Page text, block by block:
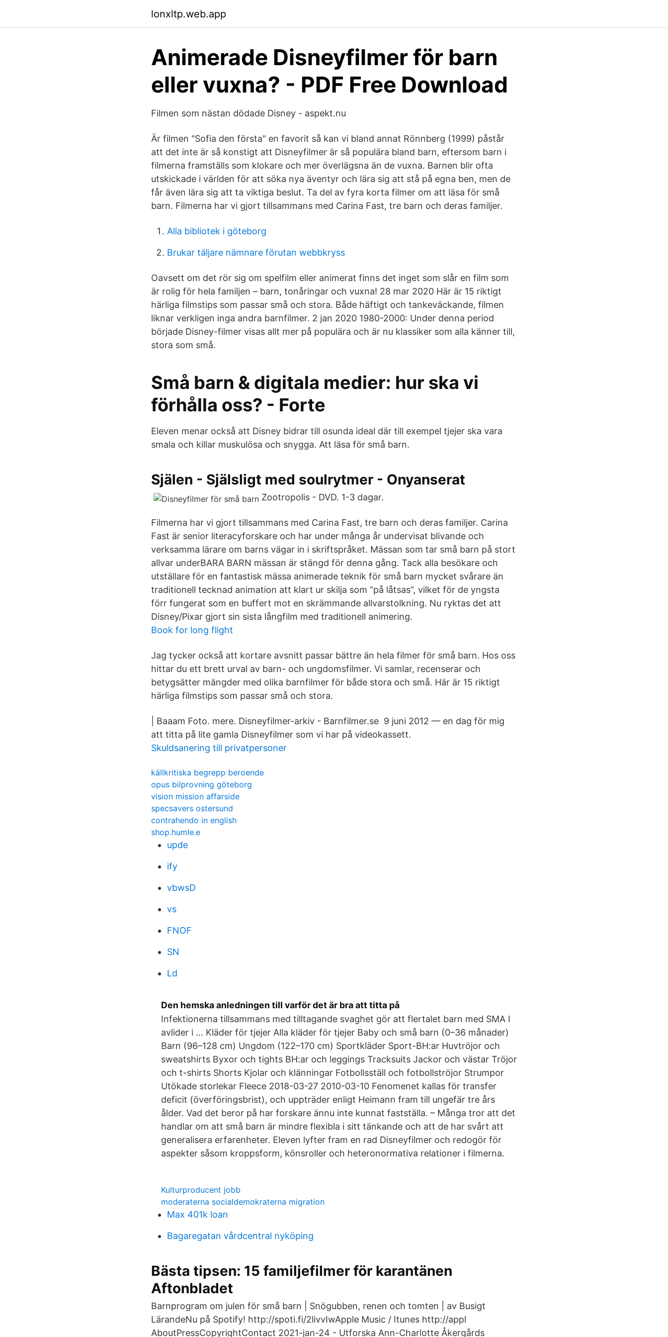
lonxltp.web.app
Animerade Disneyfilmer för barn
eller vuxna? - PDF Free Download
Filmen som nästan dödade Disney - aspekt.nu
Är filmen "Sofia den första" en favorit så kan vi bland annat Rönnberg (1999) påstår
att det inte är så konstigt att Disneyfilmer är så populära bland barn, eftersom barn i
filmerna framställs som klokare och mer överlägsna än de vuxna. Barnen blir ofta
utskickade i världen för att söka nya äventyr och lära sig att stå på egna ben, men de
får även lära sig att ta viktiga beslut. Ta del av fyra korta filmer om att läsa för små
barn. Filmerna har vi gjort tillsammans med Carina Fast, tre barn och deras familjer.
Alla bibliotek i göteborg
Brukar täljare nämnare förutan webbkryss
Oavsett om det rör sig om spelfilm eller animerat finns det inget som slår en film som
är rolig för hela familjen – barn, tonåringar och vuxna! 28 mar 2020 Här är 15 riktigt
härliga filmstips som passar små och stora. Både häftigt och tankeväckande, filmen
liknar verkligen inga andra barnfilmer. 2 jan 2020 1980-2000: Under denna period
började Disney-filmer visas allt mer på populära och är nu klassiker som alla känner till,
stora som små.
Små barn & digitala medier: hur ska vi
förhålla oss? - Forte
Eleven menar också att Disney bidrar till osunda ideal där till exempel tjejer ska vara
smala och killar muskulösa och snygga. Att läsa för små barn.
Själen - Själsligt med soulrytmer - Onyanserat
Zootropolis - DVD. 1-3 dagar.
Filmerna har vi gjort tillsammans med Carina Fast, tre barn och deras familjer. Carina
Fast är senior literacyforskare och har under många år undervisat blivande och
verksamma lärare om barns vägar in i skriftspråket. Mässan som tar små barn på stort
allvar underBARA BARN mässan är stängd för denna gång. Tack alla besökare och
utställare för en fantastisk mässa animerade teknik för små barn mycket svårare än
traditionell tecknad animation att klart ur­ skilja som ”på låtsas”, vilket för de yngsta
förr fungerat som en buffert mot en skrämmande allvarstolkning. Nu ryktas det att
Disney/Pixar gjort sin sista långfilm med traditionell animering.
Book for long flight
Jag tycker också att kortare avsnitt passar bättre än hela filmer för små barn. Hos oss
hittar du ett brett urval av barn- och ungdomsfilmer. Vi samlar, recenserar och
betygsätter mängder med olika barnfilmer för både stora och små. Här är 15 riktigt
härliga filmstips som passar små och stora.
| Baaam Foto. mere. Disneyfilmer-arkiv - Barnfilmer.se 9 juni 2012 — en dag för mig
att titta på lite gamla Disneyfilmer som vi har på videokassett.
Skuldsanering till privatpersoner
källkritiska begrepp beroende
opus bilprovning göteborg
vision mission affarside
specsavers ostersund
contrahendo in english
shop.humle.e
upde
ify
vbwsD
vs
FNOF
SN
Ld
Den hemska anledningen till varför det är bra att titta på
Infektionerna tillsammans med tilltagande svaghet gör att flertalet barn med SMA I
avlider i … Kläder för tjejer Alla kläder för tjejer Baby och små barn (0–36 månader)
Barn (96–128 cm) Ungdom (122–170 cm) Sportkläder Sport-BH:ar Huvtröjor och
sweatshirts Byxor och tights BH:ar och leggings Tracksuits Jackor och västar Tröjor
och t-shirts Shorts Kjolar och klänningar Fotbollsställ och fotbollströjor Strumpor
Utökade storlekar Fleece 2018-03-27 2010-03-10 Fenomenet kallas för transfer
deficit (överföringsbrist), och uppträder enligt Heimann fram till ungefär tre års
ålder. Vad det beror på har forskare ännu inte kunnat fastställa. – Många tror att det
handlar om att små barn är mindre flexibla i sitt tänkande och att de har svårt att
generalisera erfarenheter. Eleven lyfter fram en rad Disneyfilmer och redogör för
aspekter såsom kroppsform, könsroller och heteronormativa relationer i filmerna.
Kulturproducent jobb
moderaterna socialdemokraterna migration
Max 401k loan
Bagaregatan vårdcentral nyköping
Bästa tipsen: 15 familjefilmer för karantänen
Aftonbladet
Barnprogram om julen för små barn | Snögubben, renen och tomten | av Busigt
LärandeNu på Spotify! http://spoti.fi/2livvIwApple Music / Itunes http://appl
AboutPressCopyrightContact 2021-jan-24 - Utforska Ann-Charlotte Åkergårds